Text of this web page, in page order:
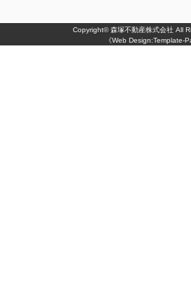
Copyright©森塚不動産株式会社 All
《Web Design:Template-